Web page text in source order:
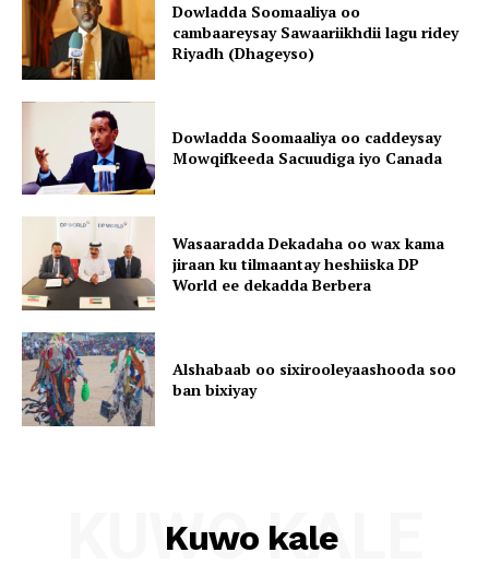
Dowladda Soomaaliya oo
cambaareysay Sawaariikhdii lagu ridey
Riyadh (Dhageyso)
Dowladda Soomaaliya oo caddeysay
Mowqifkeeda Sacuudiga iyo Canada
Wasaaradda Dekadaha oo wax kama
jiraan ku tilmaantay heshiiska DP
World ee dekadda Berbera
Alshabaab oo sixirooleyaashooda soo
ban bixiyay
Kuwo kale
KUWO KALE